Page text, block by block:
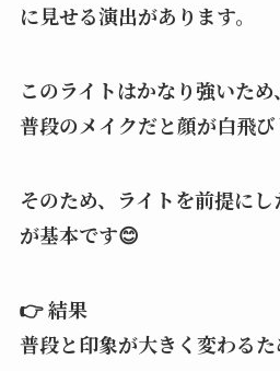
に見せる演出があります。
このライトはかなり強いため、
普段のメイクだと顔が白飛び
そのため、ライトを前提に
が基本です😊
👉 結果
普段と印象が大きく変わる